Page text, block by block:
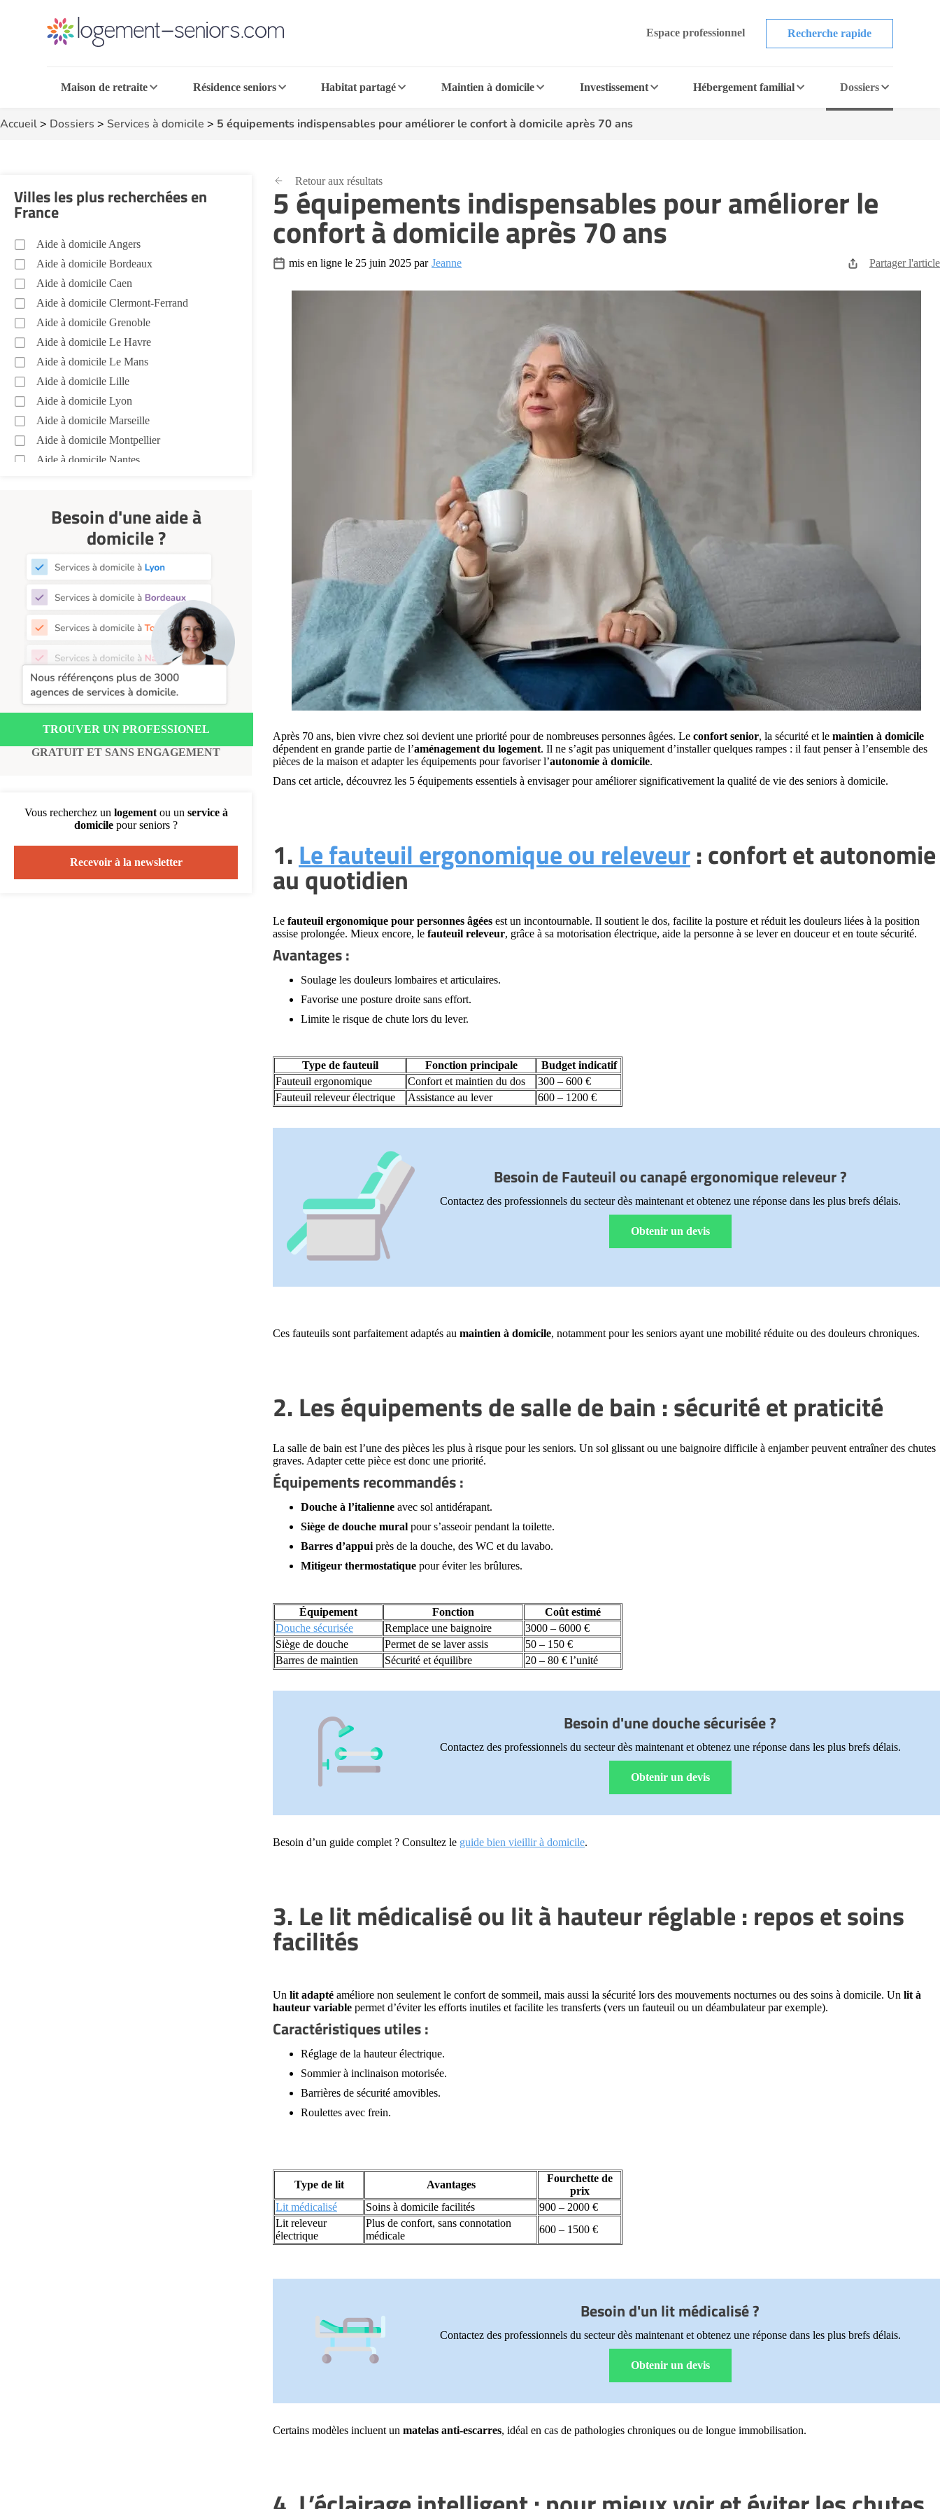
Espace professionnel Recherche rapide
Maison de retraite Résidence seniors Habitat partagé Maintien à domicile Investissement Hébergement familial Dossiers
Accueil> Dossiers > Services à domicile > 5 équipements indispensables pour améliorer le confort à domicile après 70 ans
Villes les plus recherchées en
France
Aide à domicile Angers
Aide à domicile Bordeaux
Aide à domicile Caen
Aide à domicile Clermont-Ferrand
Aide à domicile Grenoble
Aide à domicile Le Havre
Aide à domicile Le Mans
Aide à domicile Lille
Aide à domicile Lyon
Aide à domicile Marseille
Aide à domicile Montpellier
Aide à domicile Nantes
Aide à domicile Orléans
Aide à domicile Paris
Aide à domicile Perpignan
Aide à domicile Rennes
Aide à domicile Saint-Etienne
Recherche par ville
Besoin d'une aide à
domicile ?
TROUVER UN PROFESSIONEL
GRATUIT ET SANS ENGAGEMENT
Vous recherchez un logementou un service à
domicile pour seniors ?
Recevoir à la newsletter
Retour aux résultats
5 équipements indispensables pour améliorer le
confort à domicile après 70 ans
mis en ligne le 25 juin 2025 par Jeanne Partager l'article
Après 70 ans, bien vivre chez soi devient une priorité pour de nombreuses personnes âgées. Le confort senior, la sécurité et le maintien à domicile
dépendent en grande partie de l’aménagement du logement. Il ne s’agit pas uniquement d’installer quelques rampes : il faut penser à l’ensemble des
pièces de la maison et adapter les équipements pour favoriser l’autonomie à domicile.
Dans cet article, découvrez les 5 équipements essentiels à envisager pour améliorer significativement la qualité de vie des seniors à domicile.
1.Le fauteuil ergonomique ou releveur: confort et autonomie
au quotidien
Le fauteuil ergonomique pour personnes âgées est un incontournable. Il soutient le dos, facilite la posture et réduit les douleurs liées à la position
assise prolongée. Mieux encore, le fauteuil releveur, grâce à sa motorisation électrique, aide la personne à se lever en douceur et en toute sécurité.
Avantages :
Soulage les douleurs lombaires et articulaires.
Favorise une posture droite sans effort.
Limite le risque de chute lors du lever.
Type de fauteuil Fonction principale
Budget indicatif
Fauteuil ergonomique
Confort et maintien du dos
300 – 600 €
Fauteuil releveur électrique
Assistance au lever 600 – 1200 €
Besoin de Fauteuil ou canapé ergonomique releveur ?
Contactez des professionnels du secteur dès maintenant et obtenez une réponse dans les plus brefs délais.
Obtenir un devis
Ces fauteuils sont parfaitement adaptés au maintien à domicile, notamment pour les seniors ayant une mobilité réduite ou des douleurs chroniques.
2. Les équipements de salle de bain : sécurité et praticité
La salle de bain est l’une des pièces les plus à risque pour les seniors. Un sol glissant ou une baignoire difficile à enjamber peuvent entraîner des chutes
graves. Adapter cette pièce est donc une priorité.
Équipements recommandés :
Douche à l’italienne avec sol antidérapant.
Siège de douche mural pour s’asseoir pendant la toilette.
Barres d’appui près de la douche, des WC et du lavabo.
Mitigeur thermostatique pour éviter les brûlures.
Équipement Fonction
Coût estimé
Douche sécurisée
Remplace une baignoire
3000 – 6000 €
Siège de douche
Permet de se laver assis
50 – 150 €
Barres de maintien
Sécurité et équilibre 20 – 80 € l’unité
Besoin d'une douche sécurisée ?
Contactez des professionnels du secteur dès maintenant et obtenez une réponse dans les plus brefs délais.
Obtenir un devis
Besoin d’un guide complet ? Consultez le guide bien vieillir à domicile.
3. Le lit médicalisé ou lit à hauteur réglable : repos et soins
facilités
Un lit adapté améliore non seulement le confort de sommeil, mais aussi la sécurité lors des mouvements nocturnes ou des soins à domicile. Un lit à
hauteur variable permet d’éviter les efforts inutiles et facilite les transferts (vers un fauteuil ou un déambulateur par exemple).
Caractéristiques utiles :
Réglage de la hauteur électrique.
Sommier à inclinaison motorisée.
Barrières de sécurité amovibles.
Roulettes avec frein.
Type de lit Avantages
Fourchette de
prix
Lit médicalisé
Soins à domicile facilités
900 – 2000 €
Lit releveur
électrique
Plus de confort, sans connotation
médicale
600 – 1500 €
Besoin d'un lit médicalisé ?
Contactez des professionnels du secteur dès maintenant et obtenez une réponse dans les plus brefs délais.
Obtenir un devis
Certains modèles incluent un matelas anti-escarres, idéal en cas de pathologies chroniques ou de longue immobilisation.